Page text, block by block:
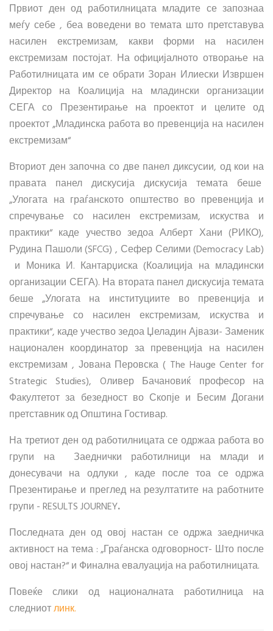
Првиот ден од работилницата младите се запознаа
меѓу себе , беа воведени во темата што претставува
насилен екстремизам, какви форми на насилен
екстремизам постојат. На официјалното отворање на
Работилницата им се обрати Зоран Илиески Извршен
Директор на Коалиција на младински организации
СЕГА со Презентирање на проектот и целите од
проектот „Младинска работа во превенција на насилен
екстремизам“
Вториот ден започна со две панел диксусии, од кои на
правата панел дискусија дискусија темата беше
„Улогата на граѓанското општество во превенција и
спречување со насилен екстремизам, искуства и
практики“ каде учество зедоа Алберт Хани (РИКО),
Рудина Пашоли (SFCG) , Сефер Селими (Democracy Lab)
и Моника И. Кантарџиска (Коалиција на младински
организации СЕГА). На втората панел дискусија темата
беше „Улогата на институциите во превенција и
спречување со насилен екстремизам, искуства и
практики“, каде учество зедоа Џеладин Ајвази- Заменик
национален координатор за превенција на насилен
екстремизам , Јована Перовска ( The Hauge Center for
Strategic Studies), Oливер Бачановиќ професор на
Факултетот за безедност во Скопје и Бесим Догани
претставник од Општина Гостивар.
На третиот ден од работилницата се одржаа работа во
групи на Заеднички работилници на млади и
донесувачи на одлуки , каде после тоа се одржа
Презентирање и преглед на резултатите на работните
групи - RESULTS JOURNEY.
Последната ден од овој настан се одржа заедничка
активност на тема : „Граѓанска одговорност- Што после
овој настан?“ и Финална евалуација на работилницата.
Повеќе слики од националната работилница на
следниотлинк.